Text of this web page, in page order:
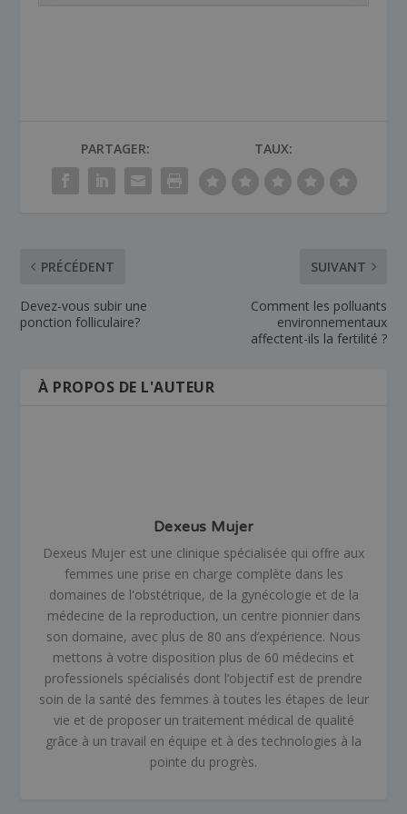
PARTAGER: TAUX:
PRÉCÉDENT
Devez-vous subir une
ponction folliculaire?
SUIVANT
Comment les polluants
environnementaux
affectent-ils la fertilité ?
À PROPOS DE L'AUTEUR
Dexeus Mujer
Dexeus Mujer est une clinique spécialisée qui offre aux
femmes une prise en charge complète dans les
domaines de l'obstétrique, de la gynécologie et de la
médecine de la reproduction, un centre pionnier dans
son domaine, avec plus de 80 ans d’expérience. Nous
mettons à votre disposition plus de 60 médecins et
professionels spécialisés dont l’objectif est de prendre
soin de la santé des femmes à toutes les étapes de leur
vie et de proposer un traitement médical de qualité
grâce à un travail en équipe et à des technologies à la
pointe du progrès.